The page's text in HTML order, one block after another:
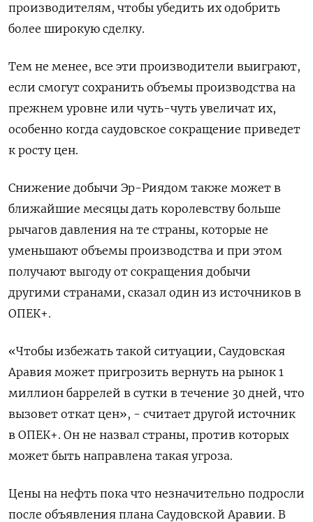
производителям, чтобы убедить их одобрить
более широкую сделку.
Тем не менее, все эти производители выиграют,
если смогут сохранить объемы производства на
прежнем уровне или чуть-чуть увеличат их,
особенно когда саудовское сокращение приведет
к росту цен.
Снижение добычи Эр-Риядом также может в
ближайшие месяцы дать королевству больше
рычагов давления на те страны, которые не
уменьшают объемы производства и при этом
получают выгоду от сокращения добычи
другими странами, сказал один из источников в
ОПЕК+.
«Чтобы избежать такой ситуации, Саудовская
Аравия может пригрозить вернуть на рынок 1
миллион баррелей в сутки в течение 30 дней, что
вызовет откат цен», - считает другой источник
в ОПЕК+. Он не назвал страны, против которых
может быть направлена такая угроза.
Цены на нефть пока что незначительно подросли
после объявления плана Саудовской Аравии. В